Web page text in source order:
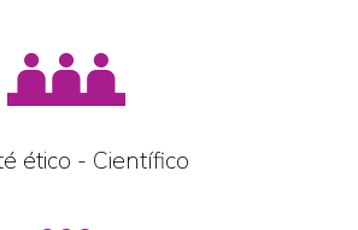
ético - Científico